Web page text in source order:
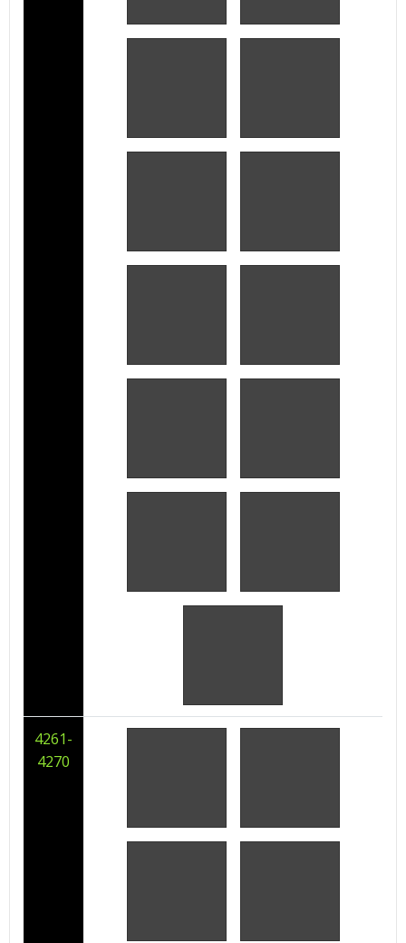
4261-
4270